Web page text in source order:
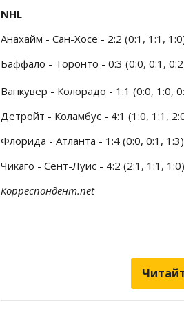
NHL
Анахайм - Сан-Хосе - 2:2 (0:1, 1:1,
Баффало - Торонто - 0:3 (0:0, 0:1,
Ванкувер - Колорадо - 1:1 (0:0, 1:0,
Детройт - Коламбус - 4:1 (1:0, 1:1,
Флорида - Атланта - 1:4 (0:0, 0:1, 1:3)
Чикаго - Сент-Луис - 4:2 (2:1, 1:1, 1:0)
Корреспондент.net